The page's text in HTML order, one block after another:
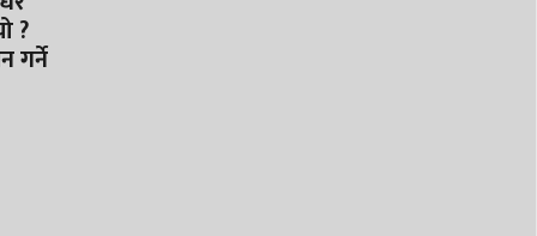
?
गर्ने